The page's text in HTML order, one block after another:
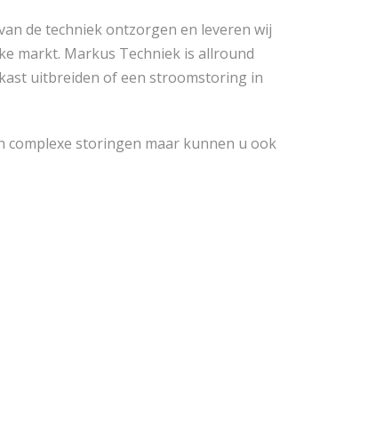
de techniek ontzorgen en leveren wij
markt. Markus Techniek is allround
uitbreiden of een stroomstoring in
complexe storingen maar kunnen u ook